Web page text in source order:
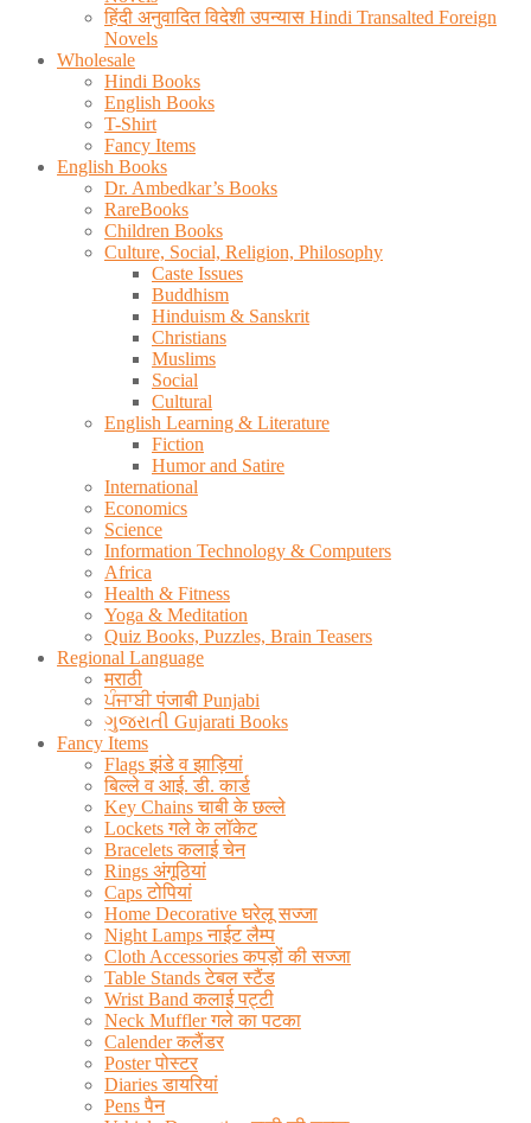
हिंदी अनुवादित विदेशी उपन्यास Hindi Transalted Foreign
Novels
Wholesale
Hindi Books
English Books
T-Shirt
Fancy Items
English Books
Dr. Ambedkar’s Books
RareBooks
Children Books
Culture, Social, Religion, Philosophy
Caste Issues
Buddhism
Hinduism & Sanskrit
Christians
Muslims
Social
Cultural
English Learning & Literature
Fiction
Humor and Satire
International
Economics
Science
Information Technology & Computers
Africa
Health & Fitness
Yoga & Meditation
Quiz Books, Puzzles, Brain Teasers
Regional Language
मराठी
ਪੰਜਾਬੀ पंजाबी Punjabi
ગુજરાતી Gujarati Books
Fancy Items
Flags झंडे व झाड़ियां
बिल्ले व आई. डी. कार्ड
Key Chains चाबी के छल्ले
Lockets गले के लॉकेट
Bracelets कलाई चेन
Rings अंगूठियां
Caps टोपियां
Home Decorative घरेलू सज्जा
Night Lamps नाईट लैम्प
Cloth Accessories कपड़ों की सज्जा
Table Stands टेबल स्टैंड
Wrist Band कलाई पट्टी
Neck Muffler गले का पटका
Calender कलैंडर
Poster पोस्टर
Diaries डायरियां
Pens पैन